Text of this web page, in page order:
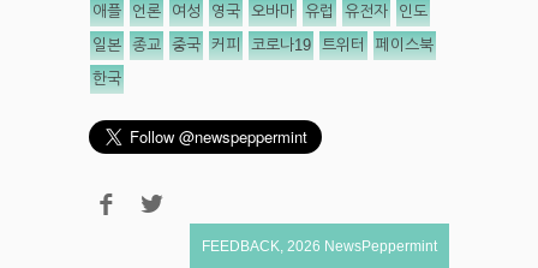
애플 언론 여성 영국 오바마 유럽 유전자 인도
일본 종교 중국 커피 코로나19 트위터 페이스북
한국
FEEDBACK 2026 NewsPeppermint